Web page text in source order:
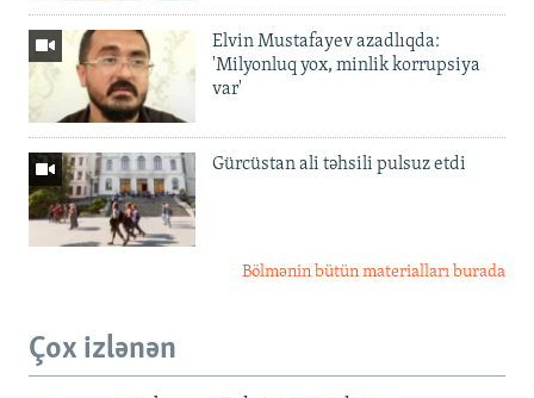
Elvin Mustafayev azadlıqda:
'Milyonluq yox, minlik korrupsiya
var'
Gürcüstan ali təhsili pulsuz etdi
Bölmənin bütün materialları burada
Çox izlənən